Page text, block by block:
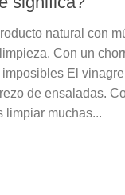
natural con
Con un
El
de ensaladas.
limpiar muchas...